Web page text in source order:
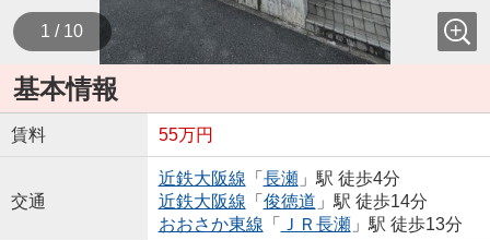
1 / 10
基本情報
賃料 55万円
交通
近鉄大阪線 「 長瀬」駅 徒歩4分
近鉄大阪線 「 俊徳道 」駅 徒歩14分
おおさか東線 「 ＪＲ長瀬」駅 徒歩13分